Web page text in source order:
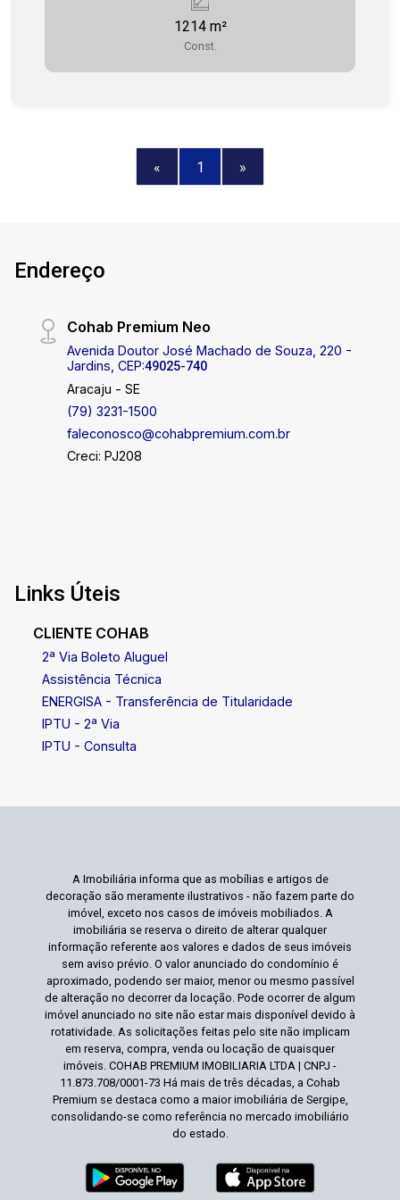
dos pontos já alugado. O imóvel em destaque
possui uma área total 1.214 m². Agende já a sua
visita! COHAB PREMIUM IMOBILIÁRIA - PJ 208
(79)3231-3231
1214 m²
Const.
« 1 »
Endereço
Cohab Premium Neo
Avenida Doutor José Machado de Souza, 220 -
Jardins, CEP:49025-740
Aracaju - SE
(79) 3231-1500
faleconosco@cohabpremium.com.br
Creci: PJ208
Links Úteis
CLIENTE COHAB
2ª Via Boleto Aluguel
Assistência Técnica
ENERGISA - Transferência de Titularidade
IPTU - 2ª Via
IPTU - Consulta
A Imobiliária informa que as mobílias e artigos de
decoração são meramente ilustrativos - não fazem parte do
imóvel, exceto nos casos de imóveis mobiliados. A
imobiliária se reserva o direito de alterar qualquer
informação referente aos valores e dados de seus imóveis
sem aviso prévio. O valor anunciado do condomínio é
aproximado, podendo ser maior, menor ou mesmo passível
de alteração no decorrer da locação. Pode ocorrer de algum
imóvel anunciado no site não estar mais disponível devido à
rotatividade. As solicitações feitas pelo site não implicam
em reserva, compra, venda ou locação de quaisquer
imóveis. COHAB PREMIUM IMOBILIARIA LTDA | CNPJ -
11.873.708/0001-73 Há mais de três décadas, a Cohab
Premium se destaca como a maior imobiliária de Sergipe,
consolidando-se como referência no mercado imobiliário
do estado.